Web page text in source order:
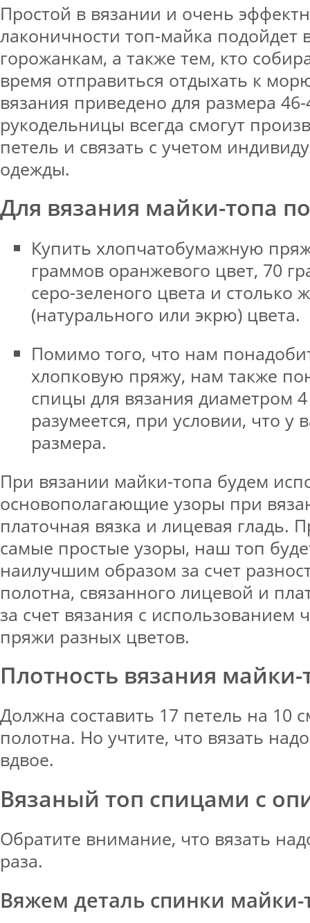
Простой в вязании и очень
лаконичности топ-майка подойдет
горожанкам, а также тем, кто
время отправиться отдыхать к
вязания приведено для размера
рукодельницы всегда смогут
петель и связать с учетом
одежды.
Для вязания майки-топа
Купить хлопчатобумажную
граммов оранжевого цвет, 70
серо-зеленого цвета и столько
(натурального или экрю) цвета.
Помимо того, что нам
хлопковую пряжу, нам также
спицы для вязания диаметром
разумеется, при условии, что у
размера.
При вязании майки-топа будем
основополагающие узоры при
платочная вязка и лицевая гладь.
самые простые узоры, наш топ
наилучшим образом за счет
полотна, связанного лицевой и
за счет вязания с использованием
пряжи разных цветов.
Плотность вязания майки-
Должна составить 17 петель на 10
полотна. Но учтите, что вязать
вдвое.
Вязаный топ спицами с
Обратите внимание, что вязать
раза.
Вяжем деталь спинки майки-